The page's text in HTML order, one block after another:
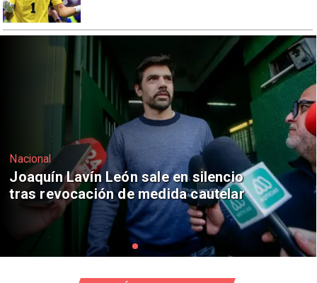
Nacional
Chile y Venezuela formalizan reinicio
de relaciones consulares